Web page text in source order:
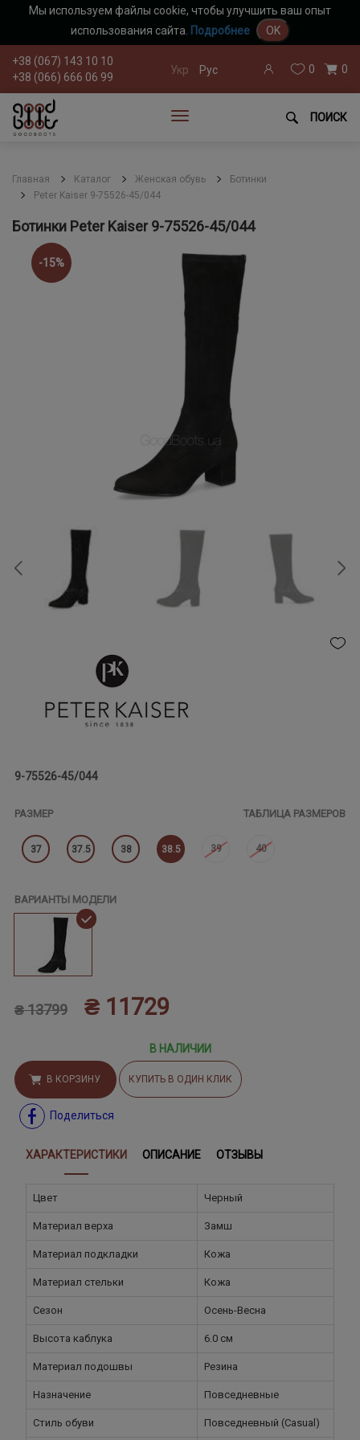
Мы используем файлы cookie, чтобы улучшить ваш опыт
использования сайта. Подробнее OK
+38 (067) 143 10 10
+38 (066) 666 06 99
Укр Рус 0 0
ПОИСК
Главная Каталог Женская обувь
Ботинки
Peter Kaiser 9-75526-45/044
Ботинки Peter Kaiser 9-75526-45/044
-15%
9-75526-45/044
РАЗМЕР ТАБЛИЦА РАЗМЕРОВ
37 37.5 38 38.5 39 40
ВАРИАНТЫ МОДЕЛИ
₴ 13799 ₴ 11729
В НАЛИЧИИ
В КОРЗИНУ КУПИТЬ В ОДИН КЛИК
Поделиться
ХАРАКТЕРИСТИКИ ОПИСАНИЕ ОТЗЫВЫ
Цвет Черный
Материал верха Замш
Материал подкладки Кожа
Материал стельки Кожа
Сезон Осень-Весна
Высота каблука 6.0 см
Материал подошвы Резина
Назначение Повседневные
Стиль обуви Повседневный (Casual)